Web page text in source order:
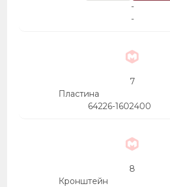
-
-
7
Пластина
64226-1602400
8
Кронштейн